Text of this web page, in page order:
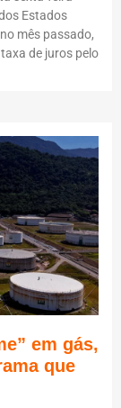
Estados
mês passado,
de juros pelo
em gás,
que